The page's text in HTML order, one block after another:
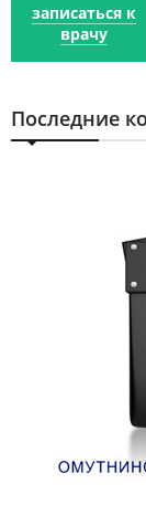
записаться к
врачу
Последние